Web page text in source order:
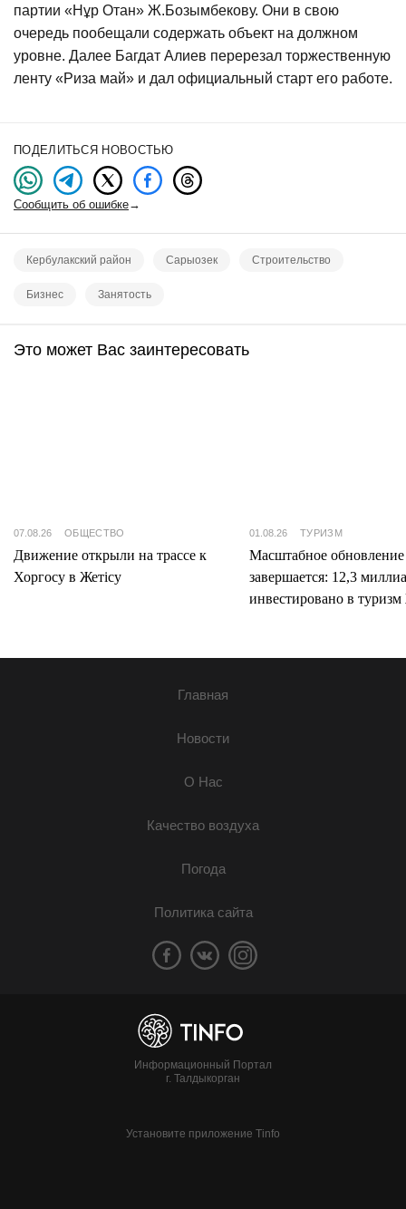
партии «Нұр Отан» Ж.Бозымбекову. Они в свою
очередь пообещали содержать объект на должном
уровне. Далее Багдат Алиев перерезал торжественную
ленту «Риза май» и дал официальный старт его работе.
ПОДЕЛИТЬСЯ НОВОСТЬЮ
Сообщить об ошибке→
Кербулакский район Сарыозек Строительство
Бизнес Занятость
Это может Вас заинтересовать
07.08.26 ОБЩЕСТВО
Движение открыли на трассе к
Хоргосу в Жетісу
01.08.26 ТУРИЗМ
Масштабное
завершается: 12,3
инвестировано в туризм
Главная
Новости
О Нас
Качество воздуха
Погода
Политика сайта
Информационный Портал
г. Талдыкорган
Установите приложение Tinfo